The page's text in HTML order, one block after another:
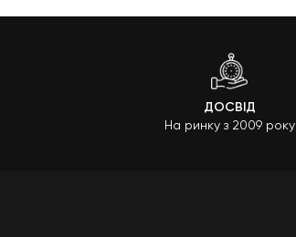
ДОСВІД
На ринку з 2009 року